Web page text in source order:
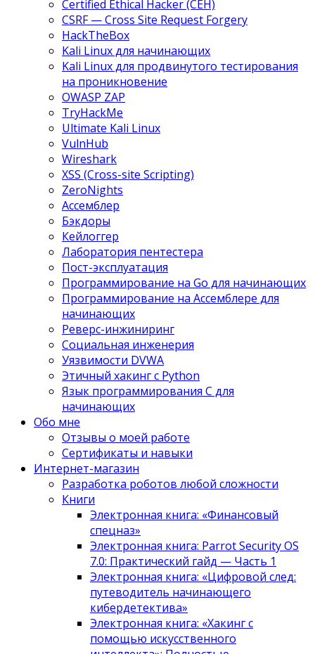
Certified Ethical Hacker (CEH)
CSRF — Cross Site Request Forgery
HackTheBox
Kali Linux для начинающих
Kali Linux для продвинутого тестирования
на проникновение
OWASP ZAP
TryHackMe
Ultimate Kali Linux
VulnHub
Wireshark
XSS (Cross-site Scripting)
ZeroNights
Ассемблер
Бэкдоры
Кейлоггер
Лаборатория пентестера
Пост-эксплуатация
Программирование на Go для начинающих
Программирование на Ассемблере для
начинающих
Реверс-инжиниринг
Социальная инженерия
Уязвимости DVWA
Этичный хакинг с Python
Язык программирования С для
начинающих
Обо мне
Отзывы о моей работе
Сертификаты и навыки
Интернет-магазин
Разработка роботов любой сложности
Книги
Электронная книга: «Финансовый
спецназ»
Электронная книга: Parrot Security OS
7.0: Практический гайд — Часть 1
Электронная книга: «Цифровой след:
путеводитель начинающего
кибердетектива»
Электронная книга: «Хакинг с
помощью искусственного